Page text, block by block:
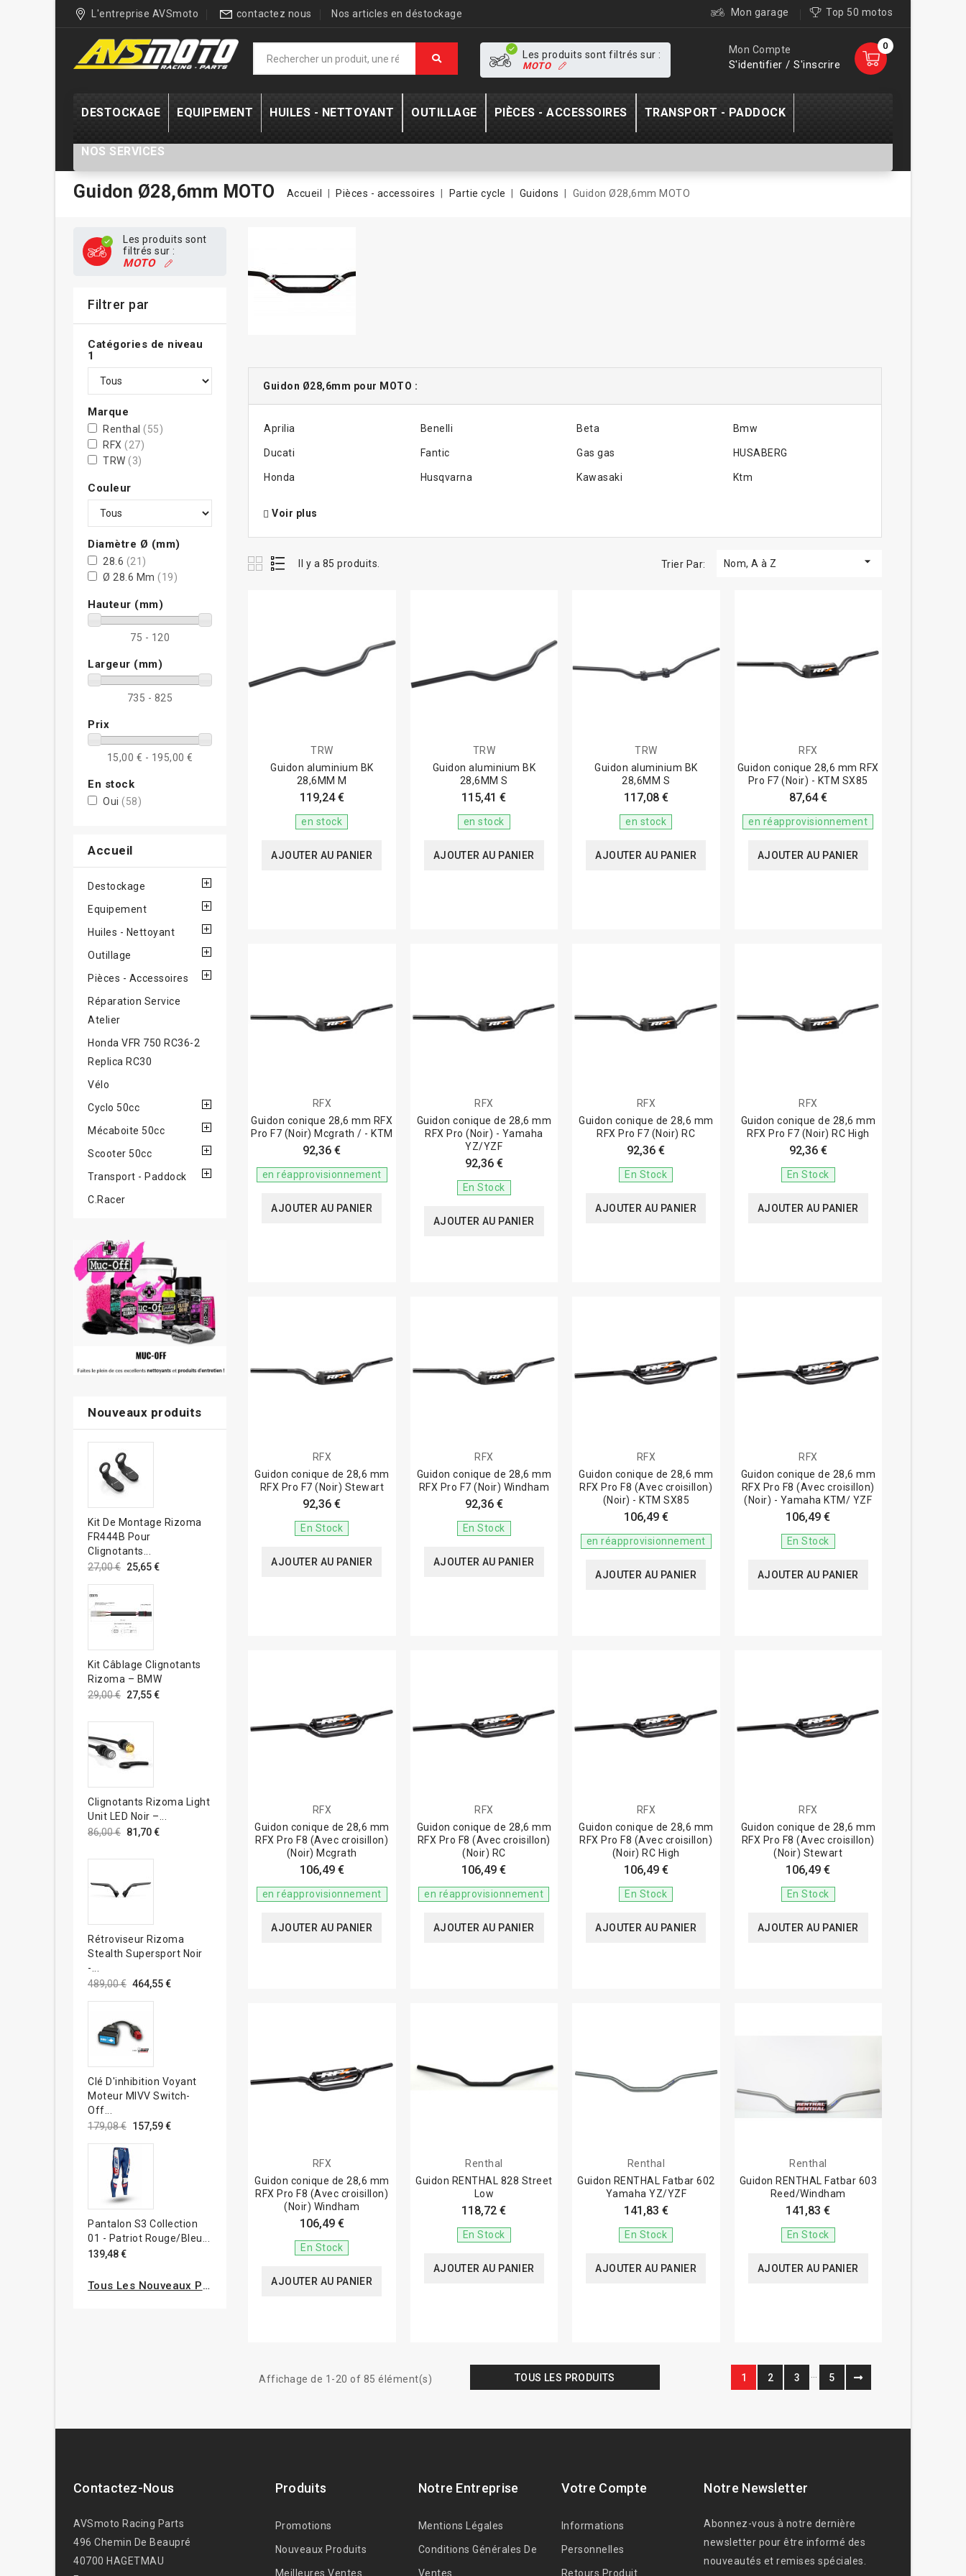
L'entreprise AVSmoto contactez nous Nos articles en déstockage Mon garage Top 50 motos
0
Mon Compte
S'identifier / S'inscrire
Les produits sont filtrés sur :
MOTO
DESTOCKAGE EQUIPEMENT HUILES - NETTOYANT OUTILLAGE PIÈCES - ACCESSOIRES TRANSPORT - PADDOCK
NOS SERVICES
Guidon Ø28,6mm MOTO Accueil Pièces - accessoires Partie cycle Guidons Guidon Ø28,6mm MOTO
Les produits sont
filtrés sur :
MOTO
Filtrer par
Catégories de niveau
1
Marque
Renthal (55)
RFX (27)
TRW (3)
Couleur
Diamètre Ø (mm)
28.6 (21)
Ø 28.6 Mm (19)
Hauteur (mm)
75 - 120
Largeur (mm)
735 - 825
Prix
15,00 € - 195,00 €
En stock
Oui (58)
Accueil
Destockage
Equipement
Huiles - Nettoyant
Outillage
Pièces - Accessoires
Réparation Service
Atelier
Honda VFR 750 RC36-2
Replica RC30
Vélo
Cyclo 50cc
Mécaboite 50cc
Scooter 50cc
Transport - Paddock
C.Racer
Nouveaux produits
Kit De Montage Rizoma
FR444B Pour
Clignotants...
27,00 € 25,65 €
Kit Câblage Clignotants
Rizoma – BMW
29,00 € 27,55 €
Clignotants Rizoma Light
Unit LED Noir –...
86,00 € 81,70 €
Rétroviseur Rizoma
Stealth Supersport Noir
-...
489,00 € 464,55 €
Clé D'inhibition Voyant
Moteur MIVV Switch-
Off...
179,08 € 157,59 €
Pantalon S3 Collection
01 - Patriot Rouge/bleu...
139,48 €
Tous Les Nouveaux Produits
Guidon Ø28,6mm pour MOTO :
Aprilia Benelli Beta Bmw
Ducati Fantic Gas gas HUSABERG
Honda Husqvarna Kawasaki Ktm
Voir plus
Il y a 85 produits. Trier Par: Nom, A à Z 
TRW
Guidon aluminium BK
28,6MM M
119,24 €
en stock
AJOUTER AU PANIER
TRW
Guidon aluminium BK
28,6MM S
115,41 €
en stock
AJOUTER AU PANIER
TRW
Guidon aluminium BK
28,6MM S
117,08 €
en stock
AJOUTER AU PANIER
RFX
Guidon conique 28,6 mm RFX
Pro F7 (Noir) - KTM SX85
87,64 €
en réapprovisionnement
AJOUTER AU PANIER
RFX
Guidon conique 28,6 mm RFX
Pro F7 (Noir) Mcgrath / - KTM
92,36 €
en réapprovisionnement
AJOUTER AU PANIER
RFX
Guidon conique de 28,6 mm
RFX Pro (Noir) - Yamaha
YZ/YZF
92,36 €
En Stock
AJOUTER AU PANIER
RFX
Guidon conique de 28,6 mm
RFX Pro F7 (Noir) RC
92,36 €
En Stock
AJOUTER AU PANIER
RFX
Guidon conique de 28,6 mm
RFX Pro F7 (Noir) RC High
92,36 €
En Stock
AJOUTER AU PANIER
RFX
Guidon conique de 28,6 mm
RFX Pro F7 (Noir) Stewart
92,36 €
En Stock
AJOUTER AU PANIER
RFX
Guidon conique de 28,6 mm
RFX Pro F7 (Noir) Windham
92,36 €
En Stock
AJOUTER AU PANIER
RFX
Guidon conique de 28,6 mm
RFX Pro F8 (Avec croisillon)
(Noir) - KTM SX85
106,49 €
en réapprovisionnement
AJOUTER AU PANIER
RFX
Guidon conique de 28,6 mm
RFX Pro F8 (Avec croisillon)
(Noir) - Yamaha KTM/ YZF
106,49 €
En Stock
AJOUTER AU PANIER
RFX
Guidon conique de 28,6 mm
RFX Pro F8 (Avec croisillon)
(Noir) Mcgrath
106,49 €
en réapprovisionnement
AJOUTER AU PANIER
RFX
Guidon conique de 28,6 mm
RFX Pro F8 (Avec croisillon)
(Noir) RC
106,49 €
en réapprovisionnement
AJOUTER AU PANIER
RFX
Guidon conique de 28,6 mm
RFX Pro F8 (Avec croisillon)
(Noir) RC High
106,49 €
En Stock
AJOUTER AU PANIER
RFX
Guidon conique de 28,6 mm
RFX Pro F8 (Avec croisillon)
(Noir) Stewart
106,49 €
En Stock
AJOUTER AU PANIER
RFX
Guidon conique de 28,6 mm
RFX Pro F8 (Avec croisillon)
(Noir) Windham
106,49 €
En Stock
AJOUTER AU PANIER
Renthal
Guidon RENTHAL 828 Street
Low
118,72 €
En Stock
AJOUTER AU PANIER
Renthal
Guidon RENTHAL Fatbar 602
Yamaha YZ/YZF
141,83 €
En Stock
AJOUTER AU PANIER
Renthal
Guidon RENTHAL Fatbar 603
Reed/Windham
141,83 €
En Stock
AJOUTER AU PANIER
Affichage de 1-20 of 85 élément(s) TOUS LES PRODUITS 1 2 3 5
Contactez-Nous
AVSmoto Racing Parts
496 Chemin De Beaupré
40700 HAGETMAU
Produits
Promotions
Nouveaux Produits
Meilleures Ventes
Notre Entreprise
Mentions Légales
Conditions Générales De
Ventes
Votre Compte
Informations
Personnelles
Retours Produit
Notre Newsletter
Abonnez-vous à notre dernière
newsletter pour être informé des
nouveautés et remises spéciales.